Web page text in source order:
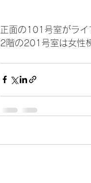
正面の101号室がライ
2階の201号室は女性